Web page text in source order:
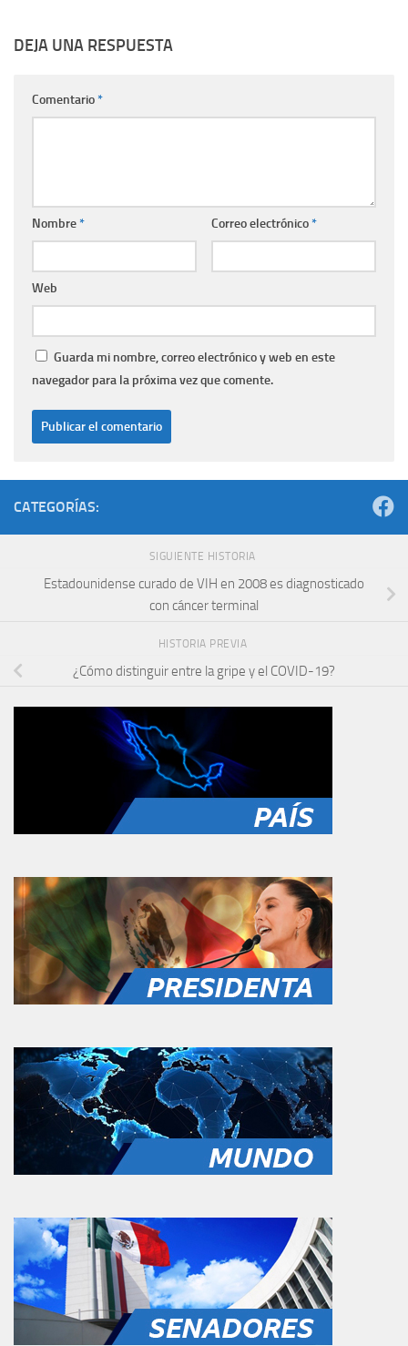
DEJA UNA RESPUESTA
Comentario*
Nombre* Correo electrónico*
Web
Guarda mi nombre, correo electrónico y web en este
navegador para la próxima vez que comente.
CATEGORÍAS:
SIGUIENTE HISTORIA
Estadounidense curado de VIH en 2008 es diagnosticado
con cáncer terminal
HISTORIA PREVIA
¿Cómo distinguir entre la gripe y el COVID-19?